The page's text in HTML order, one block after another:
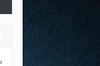
spotter à Luxeuil